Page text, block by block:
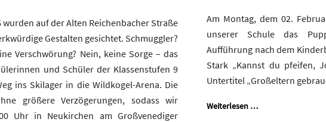
wurden auf der Alten Reichenbacher Straße
Gestalten gesichtet. Schmuggler?
Verschwörung? Nein, keine Sorge – das
und Schüler der Klassenstufen 9
ins Skilager in die Wildkogel-Arena. Die
größere Verzögerungen, sodass wir
Uhr in Neukirchen am Großvenediger
Am Montag, dem 02.
unserer Schule das
Aufführung nach dem
Stark „Kannst du pfeifen,
Untertitel „Großeltern
Weiterlesen …